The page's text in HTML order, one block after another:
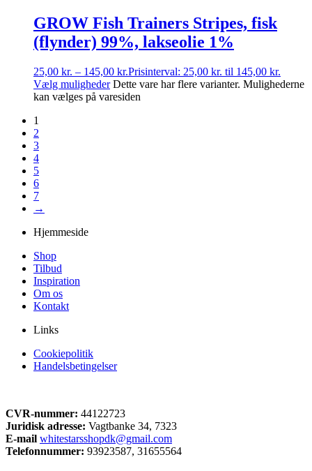
GROW Fish Trainers Stripes, fisk
(flynder) 99%, lakseolie 1%
25,00 kr. – 145,00 kr.Prisinterval: 25,00 kr. til 145,00 kr.
Vælg muligheder Dette vare har flere varianter. Mulighederne
kan vælges på varesiden
1
2
3
4
5
6
7
→
Hjemmeside
Shop
Tilbud
Inspiration
Om os
Kontakt
Links
Cookiepolitik
Handelsbetingelser
CVR-nummer: 44122723
Juridisk adresse: Vagtbanke 34, 7323
E-mail whitestarsshopdk@gmail.com
Telefonnummer: 93923587, 31655564